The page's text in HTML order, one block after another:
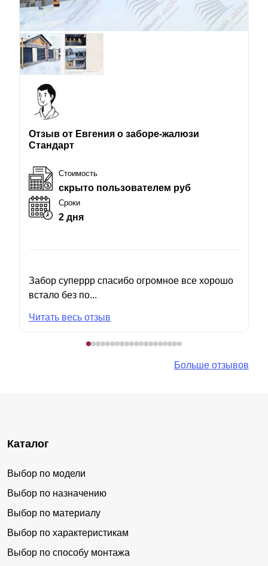
Отзыв от Евгения о заборе-жалюзи
Стандарт
Стоимость
скрыто пользователем руб
Сроки
2 дня
Забор суперрр спасибо огромное все хорошо
встало без по...
Читать весь отзыв
Больше отзывов
Каталог
Выбор по модели
Выбор по назначению
Выбор по материалу
Выбор по характеристикам
Выбор по способу монтажа